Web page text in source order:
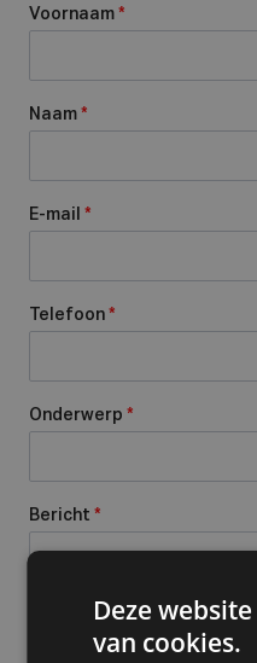
Voornaam *
Naam *
E-mail *
Telefoon *
Onderwerp *
Bericht *
Deze
van cookies.